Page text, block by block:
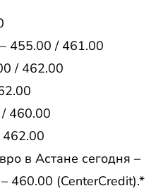
455.00 / 461.00
/ 462.00
460.00
462.00
в Астане сегодня –
460.00 (CenterCredit).*